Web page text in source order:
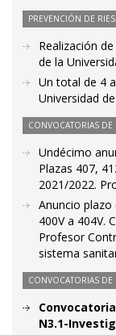
PREVENCIÓN DE
Realización
de la
Un total de 4
Universidad
CONVOCATORIAS DE
Undécimo
Plazas 407,
2021/2022.
Anuncio
400V a 404V.
Profesor
sistema
CONVOCATORIAS DE
N3.1-